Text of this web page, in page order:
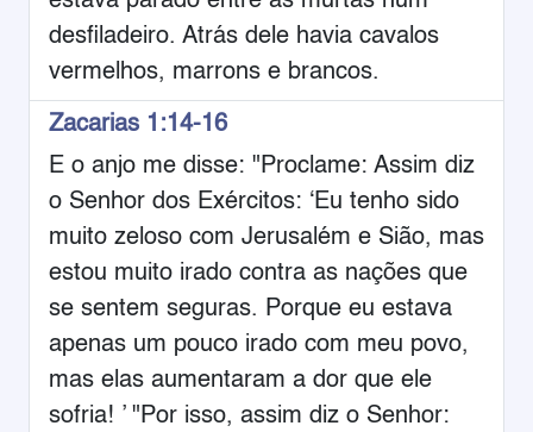
desfiladeiro. Atrás dele havia cavalos
vermelhos, marrons e brancos.
Zacarias 1:14-16
E o anjo me disse: "Proclame: Assim diz
o Senhor dos Exércitos: ‘Eu tenho sido
muito zeloso com Jerusalém e Sião, mas
estou muito irado contra as nações que
se sentem seguras. Porque eu estava
apenas um pouco irado com meu povo,
mas elas aumentaram a dor que ele
sofria! ’ "Por isso, assim diz o Senhor: